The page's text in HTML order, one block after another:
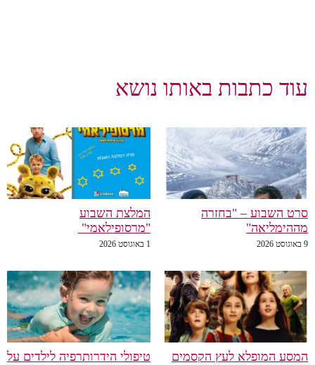
כתבות באותו נושא
השבוע – "בחזרה
המלצת השבוע
"מרסופילאמי"
המופלא לעץ הקסמים
טיפולי הידרותרפיה לילדים על